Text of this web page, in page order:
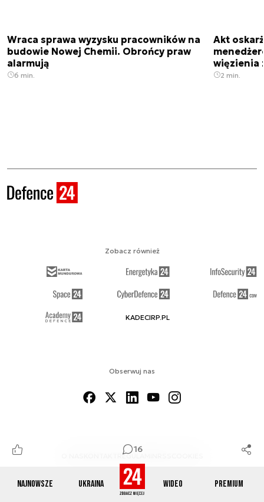
Najnowsze Ukraina Wideo Premium
16
Wraca sprawa wyzysku pracowników na
budowie Nowej Chemii. Obrońcy praw
alarmują
6 min.
Akt
więzienia
2 min.
Obserwuj nas
REGULAMIN
Zobacz również
KADECIRP.PL